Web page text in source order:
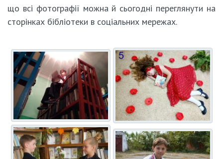
що всі фотографії можна й сьогодні переглянути на
сторінках бібліотеки в соціальних мережах.